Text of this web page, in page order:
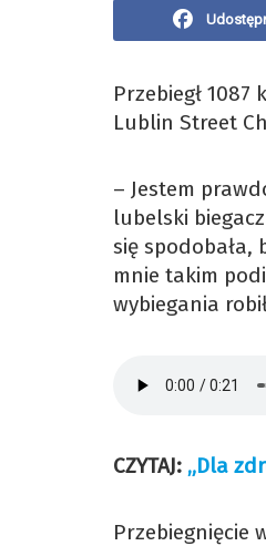
Przebiegł 1087
Lublin Street
– Jestem
lubelski
się spodobała,
mnie takim
wybiegania
CZYTAJ: „Dla
Przebiegnięcie